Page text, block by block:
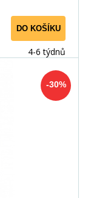
DO KOŠÍKU
4-6 týdnů
-30%